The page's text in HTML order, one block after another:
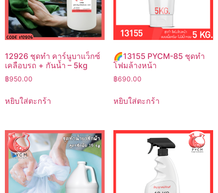
12926 ชุดทำ คาร์นูบาแว็กซ์
เคลือบรถ + กันน้ำ – 5kg
฿950.00
หยิบใส่ตะกร้า
🌈13155 PYCM-85 ชุดทำ
โฟมล้างหน้า
฿690.00
หยิบใส่ตะกร้า